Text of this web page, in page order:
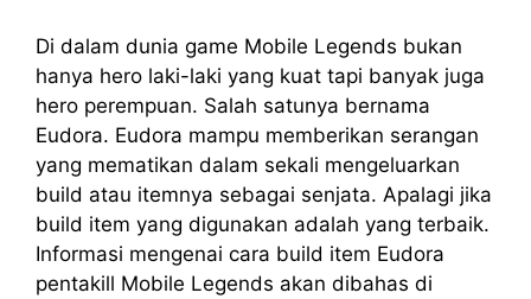
Di dalam dunia game Mobile Legends bukan
hanya hero laki-laki yang kuat tapi banyak juga
hero perempuan. Salah satunya bernama
Eudora. Eudora mampu memberikan serangan
yang mematikan dalam sekali mengeluarkan
build atau itemnya sebagai senjata. Apalagi jika
build item yang digunakan adalah yang terbaik.
Informasi mengenai cara build item Eudora
pentakill Mobile Legends akan dibahas di